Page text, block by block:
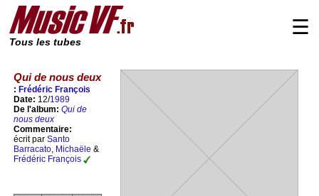
Tous les tubes
☰
Qui de nous deux
: Frédéric François
Date: 12/1989
De l'album: Qui de
nous deux
Commentaire:
écrit par Santo
Barracato, Michaële &
Frédéric François